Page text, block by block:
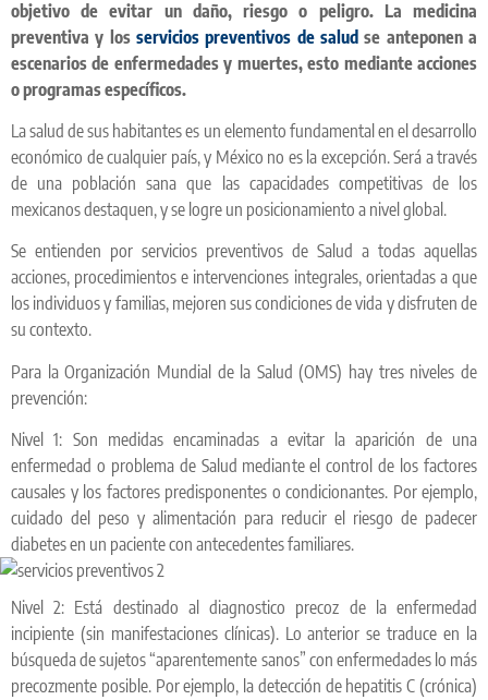
objetivo de evitar un daño, riesgo o peligro. La medicina
preventiva y los servicios preventivos de salud se anteponen a
escenarios de enfermedades y muertes, esto mediante acciones
o programas específicos.
La salud de sus habitantes es un elemento fundamental en el desarrollo
económico de cualquier país, y México no es la excepción. Será a través
de una población sana que las capacidades competitivas de los
mexicanos destaquen, y se logre un posicionamiento a nivel global.
Se entienden por servicios preventivos de Salud a todas aquellas
acciones, procedimientos e intervenciones integrales, orientadas a que
los individuos y familias, mejoren sus condiciones de vida y disfruten de
su contexto.
Para la Organización Mundial de la Salud (OMS) hay tres niveles de
prevención:
Nivel 1: Son medidas encaminadas a evitar la aparición de una
enfermedad o problema de Salud mediante el control de los factores
causales y los factores predisponentes o condicionantes. Por ejemplo,
cuidado del peso y alimentación para reducir el riesgo de padecer
diabetes en un paciente con antecedentes familiares.
Nivel 2: Está destinado al diagnostico precoz de la enfermedad
incipiente (sin manifestaciones clínicas). Lo anterior se traduce en la
búsqueda de sujetos “aparentemente sanos” con enfermedades lo más
precozmente posible. Por ejemplo, la detección de hepatitis C (crónica)